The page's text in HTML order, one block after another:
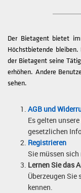
Der Bietagent bietet
Höchstbietende
der Bietagent seine
erhöhen. Andere
sehen.
AGB und
Es gelten unsere
gesetzlichen
Registrieren
Sie müssen
Lernen Sie das
Überzeugen Sie
kennen.